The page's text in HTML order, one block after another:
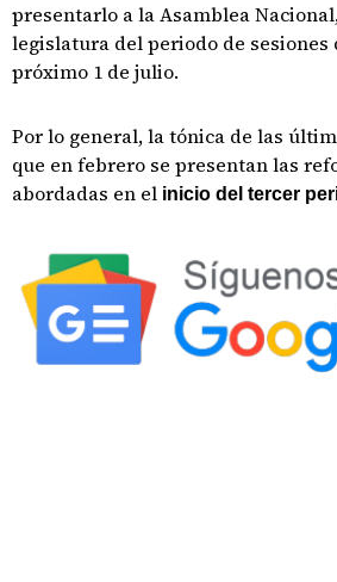
presentarlo a la Asamblea
legislatura del periodo de sesiones
próximo 1 de julio.
Por lo general, la tónica de las
que en febrero se presentan las
abordadas en el inicio del tercer